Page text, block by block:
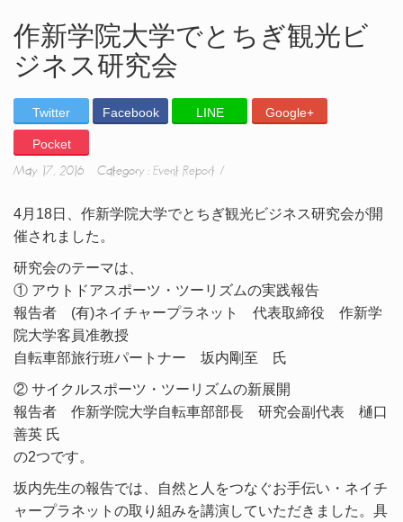
作新学院大学でとちぎ観光ビ
ジネス研究会
Twitter Facebook LINE Google+
Pocket
May 17, 2016 Category : Event Report
4月18日、作新学院大学でとちぎ観光ビジネス研究会が開
催されました。
研究会のテーマは、
① アウトドアスポーツ・ツーリズムの実践報告
報告者 (有)ネイチャープラネット 代表取締役 作新学
院大学客員准教授
自転車部旅行班パートナー 坂内剛至 氏
② サイクルスポーツ・ツーリズムの新展開
報告者 作新学院大学自転車部部長 研究会副代表 樋口
善英 氏
の2つです。
坂内先生の報告では、自然と人をつなぐお手伝い・ネイチ
ャープラネットの取り組みを講演していただきました。具